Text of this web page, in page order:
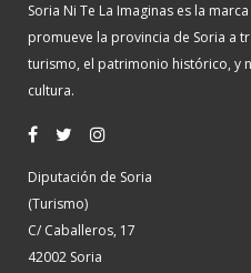
Soria Ni Te La Imaginas es la
promueve la provincia de Soria a
turismo, el patrimonio histórico, y
cultura.
Diputación de Soria
(Turismo)
C/ Caballeros, 17
42002 Soria